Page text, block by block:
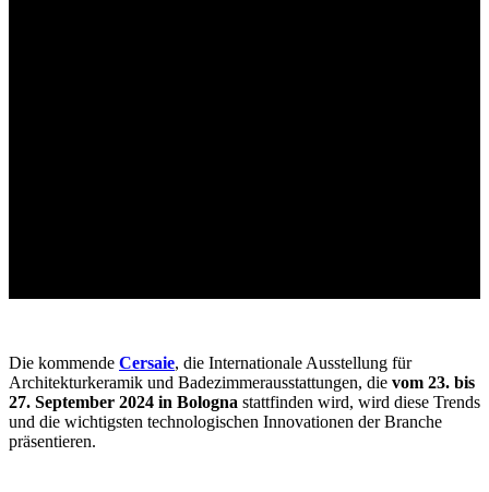
Die kommende Cersaie, die Internationale Ausstellung für
Architekturkeramik und Badezimmerausstattungen, die vom 23. bis
27. September 2024 in Bologna stattfinden wird, wird diese Trends
und die wichtigsten technologischen Innovationen der Branche
präsentieren.